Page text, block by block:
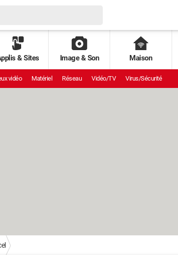
& Sites Image & Son Maison
vidéo Matériel Réseau Vidéo/TV Virus/Sécurité